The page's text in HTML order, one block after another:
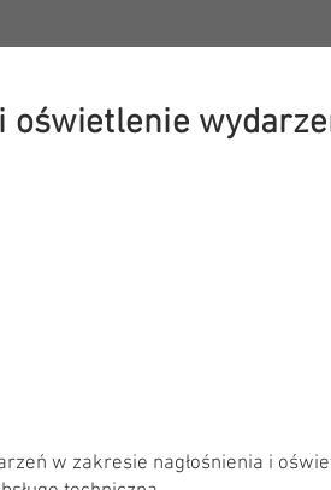
oświetlenie
w zakresie nagłośnienia i